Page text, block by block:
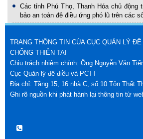
Các tỉnh Phú Thọ, Thanh Hóa chủ động
bảo an toàn đê điều ứng phó lũ trên các
TRANG THÔNG TIN CỦA CỤC QUẢN LÝ
CHỐNG THIÊN TAI
Chịu trách nhiệm chính: Ông Nguyễn Văn
Cục Quản lý đê điều và PCTT
Địa chỉ: Tầng 15, 16 nhà C, số 10 Tôn Thất
Ghi rõ nguồn khi phát hành lại thông tin từ